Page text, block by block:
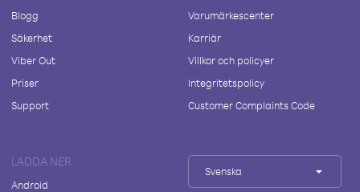
Blogg
Säkerhet
Viber Out
Priser
Support
Varumärkescenter
Karriär
Villkor och policyer
Integritetspolicy
Customer Complaints Code
LADDA NER
Android
Svenska